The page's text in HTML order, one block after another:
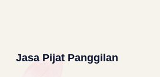
Jasa Pijat Panggilan